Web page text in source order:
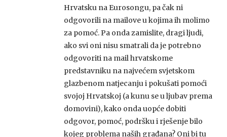
Hrvatsku na Eurosongu, pa čak ni
odgovorili na mailove u kojima ih molimo
za pomoć. Pa onda zamislite, dragi ljudi,
ako svi oni nisu smatrali da je potrebno
odgovoriti na mail hrvatskome
predstavniku na najvećem svjetskom
glazbenom natjecanju i pokušati pomoći
svojoj Hrvatskoj (a kunu se u ljubav prema
domovini), kako onda uopće dobiti
odgovor, pomoć, podršku i rješenje bilo
kojeg problema naših građana? Oni bi tu